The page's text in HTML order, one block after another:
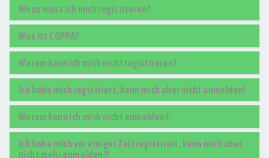
Wozu muss ich mich registrieren?
Was ist COPPA?
Warum kann ich mich nicht registrieren?
Ich habe mich registriert, kann mich aber nicht anmelden!
Warum kann ich mich nicht anmelden?
Ich habe mich vor einiger Zeit registriert, kann mich aber
nicht mehr anmelden?!